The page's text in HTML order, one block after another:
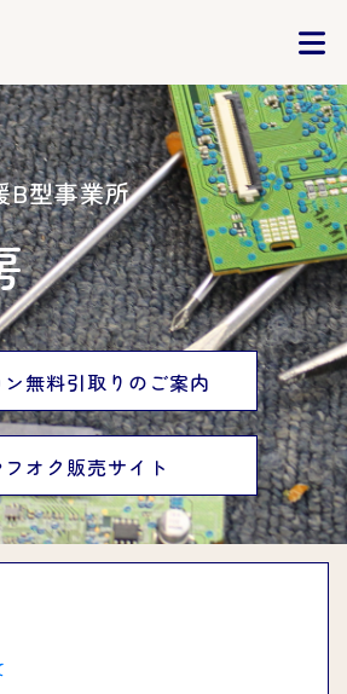
B型事業所
無料引取りのご案内
フオク販売サイト